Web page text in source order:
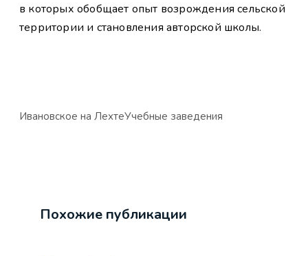
в которых обобщает опыт возрождения сельской
территории и становления авторской школы.
Ивановское на ЛехтеУчебные заведения
Похожие публикации